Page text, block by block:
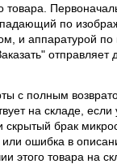
по
и аппаратурой
с полным
на складе,
скрытый брак
ошибка в
этого товара на